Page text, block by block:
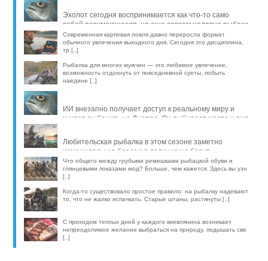
Эхолот сегодня воспринимается как что-то само
собой разумеющееся, но еще совсем недавно рыбаки
обходились б [..]
Современная карповая ловля давно переросла формат
обычного увлечения выходного дня. Сегодня это дисциплина,
тр [..]
Рыбалка для многих мужчин — это любимое увлечение,
возможность отдохнуть от повседневной суеты, побыть
наедине [..]
ИИ внезапно получает доступ к реальному миру и
учится рыбачить на Днепре. Он выбирает место и вид
Любительская рыбалка в этом сезоне заметно
изменилась: на берег и в лодку чаще берут
компактные эхолоты, об [..]
Что общего между грубыми ремешками рыбацкой обуви и
глянцевыми показами мод? Больше, чем кажется. Здесь вы узн
[..]
Когда-то существовало простое правило: на рыбалку надевают
то, что не жалко испачкать. Старые штаны, растянуты [..]
С приходом теплых дней у каждого киевлянина возникает
непреодолимое желание выбраться на природу, подышать све
[..]